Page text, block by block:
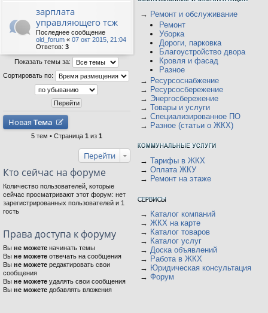
зарплата
управляющего тсж
Последнее сообщение
old_forum « 07 окт 2015, 21:04
Ответов: 3
Показать темы за:
Сортировать по:
Новая Тема
5 тем • Страница 1 из 1
Перейти
Кто сейчас на форуме
Количество пользователей, которые
сейчас просматривают этот форум: нет
зарегистрированных пользователей и 1
гость
Права доступа к форуму
Вы не можете начинать темы
Вы не можете отвечать на сообщения
Вы не можете редактировать свои
сообщения
Вы не можете удалять свои сообщения
Вы не можете добавлять вложения
→ Ремонт и обслуживание
Ремонт
Уборка
Дороги, парковка
Благоустройство двора
Кровля и фасад
Разное
→ Ресурсоснабжение
→ Ресурсосбережение
→ Энергосбережение
→ Товары и услуги
→ Специализированное ПО
→ Разное (статьи о ЖКХ)
→ Тарифы в ЖКХ
→ Оплата ЖКУ
→ Ремонт на этаже
→ Каталог компаний
→ ЖКХ на карте
→ Каталог товаров
→ Каталог услуг
→ Доска объявлений
→ Работа в ЖКХ
→ Юридическая консультация
→ Форум